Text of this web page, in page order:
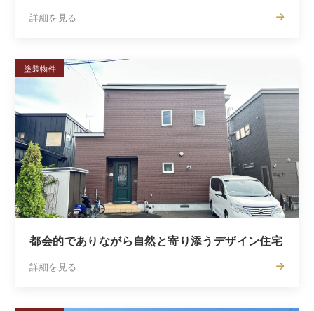
詳細を見る
塗装物件
都会的でありながら自然と寄り添うデザイン住宅
詳細を見る